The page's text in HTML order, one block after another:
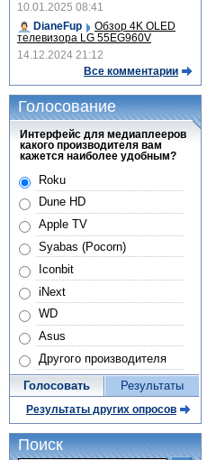
10.01.2025 08:41
DianeFup
Обзор 4K OLED
телевизора LG 55EG960V
14.12.2024 21:12
Все комментарии
Голосование
Интерфейс для медиаплееров
какого производителя вам
кажется наиболее удобным?
Roku
Dune HD
Apple TV
Syabas (Pocorn)
Iconbit
iNext
WD
Asus
Другого производителя
Голосовать Результаты
Результаты других опросов
Поиск